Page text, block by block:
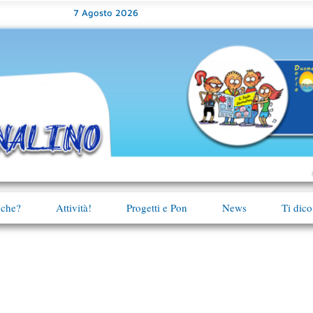
7 Agosto 2026
Attività! Progetti e Pon News Ti